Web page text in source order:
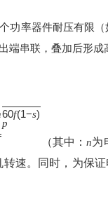
功率器件耐压有限
端串联，叠加后形
p
60f(1−s)
（其中：n为
转速。同时，为保